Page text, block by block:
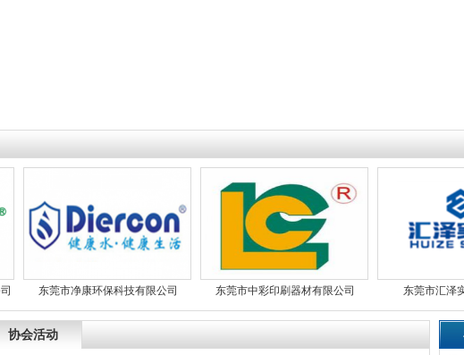
东莞市净康环保科技有限公司 东莞市中彩印刷器材有限公司 东莞市汇泽实
协会活动